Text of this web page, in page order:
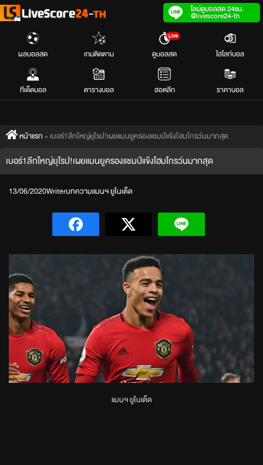
Skip
to
ไลน์ดูบอลสด 24ชม.
@livescore24-th
ผลบอลสด เกมติดตาม
Live
ดูบอลสด ไฮไลท์บอล
ทีเด็ดบอล ตารางบอล ฮอตลีก ราคาบอล
หน้าแรก» เบอร์1ลีกใหญ่ยุโรป!เผยแมนยูครองแชมป์แข้งโฮมโกรว์นมากสุด
เบอร์1ลีกใหญ่ยุโรป!เผยแมนยูครองแชมป์แข้งโฮมโกรว์นมากสุด
13/06/2020Writerบทความแมนฯ ยูไนเต็ด
แมนฯ ยูไนเต็ด